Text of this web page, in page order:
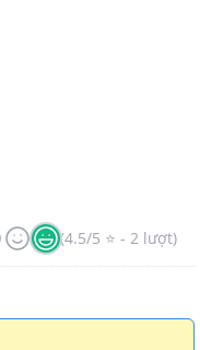
(4.5/5 ⭐ - 2 lượt)